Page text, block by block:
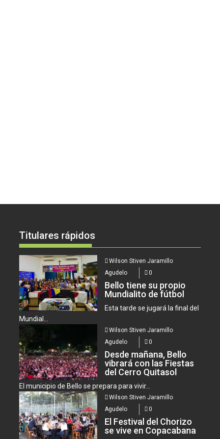
Titulares rápidos
Wilson Stiven Jaramillo
Agudelo
0
Bello tiene su propio
Mundialito de fútbol
Esta tarde se jugará la final del
Mundial...
Wilson Stiven Jaramillo
Agudelo
0
Desde mañana, Bello
vibrará con las Fiestas
del Cerro Quitasol
El municipio de Bello se prepara para vivir...
Wilson Stiven Jaramillo
Agudelo
0
El Festival del Chorizo
se vive en Copacabana